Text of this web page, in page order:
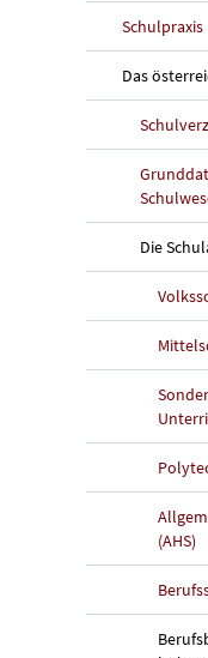
Schulpraxis
Das
Die
(AHS)